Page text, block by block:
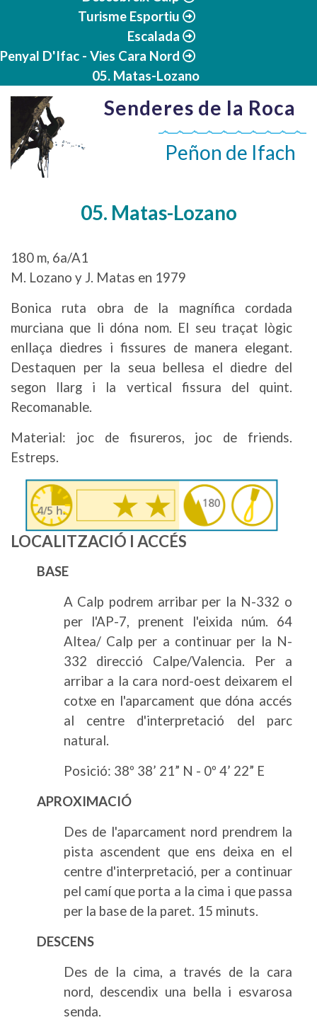
Senderes de la Roca
Peñon de Ifach
Turisme Esportiu
Escalada
Penyal D'Ifac - Vies Cara Nord
05. Matas-Lozano
05. Matas-Lozano
180 m, 6a/A1
M. Lozano y J. Matas en 1979
Bonica ruta obra de la magnífica cordada
murciana que li dóna nom. El seu traçat lògic
enllaça diedres i fissures de manera elegant.
Destaquen per la seua bellesa el diedre del
segon llarg i la vertical fissura del quint.
Recomanable.
Material: joc de fisureros, joc de friends.
Estreps.
Imatge
LOCALITZACIÓ I ACCÉS
BASE
A Calp podrem arribar per la N-332 o
per l'AP-7, prenent l'eixida núm. 64
Altea/ Calp per a continuar per la N-
332 direcció Calpe/Valencia. Per a
arribar a la cara nord-oest deixarem el
cotxe en l'aparcament que dóna accés
al centre d'interpretació del parc
natural.
Posició: 38º 38’ 21” N - 0º 4’ 22” E
APROXIMACIÓ
Des de l'aparcament nord prendrem la
pista ascendent que ens deixa en el
centre d'interpretació, per a continuar
pel camí que porta a la cima i que passa
per la base de la paret. 15 minuts.
DESCENS
Des de la cima, a través de la cara
nord, descendix una bella i esvarosa
senda.